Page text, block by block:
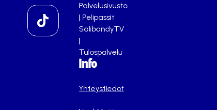
Palvelusivusto
| Pelipassit
SalibandyTV
|
Tulospalvelu
Info
Yhteystiedot